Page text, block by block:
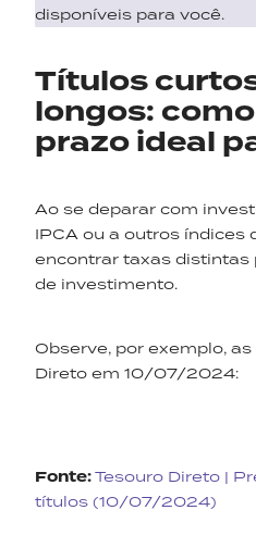
disponíveis para você.
Títulos
longos:
prazo ideal
Ao se deparar com
IPCA ou a outros índices
encontrar taxas distintas
de investimento.
Observe, por exemplo,
Direto em 10/07/2024:
Fonte:Tesouro Direto |
títulos (10/07/2024)